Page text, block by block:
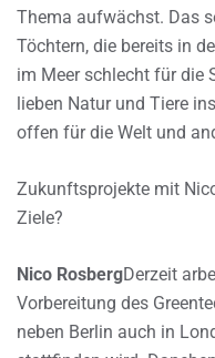
Thema aufwächst. Das
Töchtern, die bereits in
im Meer schlecht für die
lieben Natur und Tiere
offen für die Welt und
Zukunftsprojekte mit
Ziele?
Nico RosbergDerzeit
Vorbereitung des
neben Berlin auch in